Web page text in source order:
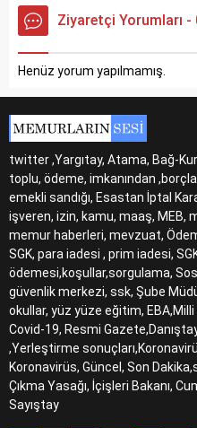
Ziyaretçi Yorumları -
Henüz yorum yapılmamış.
twitter ,Yargıtay, Atama, Bağ-
toplu, ödeme, imkanından
emekli sandığı, Esastan İptal
işveren, izin, kamu, maaş, MEB,
memur haberleri, mevzuat,
SGK, para iadesi , prim iadesi,
ödemesi,koşullar,sorgulama,
güvenlik merkezi, ssk, Şube
okullar, yüz yüze eğitim, EBA,Milli
Covid-19, Resmi
,Yerleştirme
Koronavirüs, Güncel, Son
Çıkma Yasağı, İçişleri Bakanı,
Sayıştay